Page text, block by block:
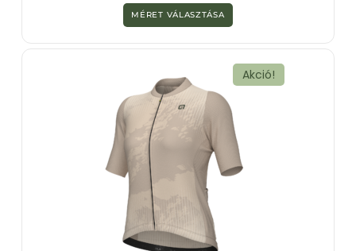
5
-
b
ő
MÉRET VÁLASZTÁSA
Akció!